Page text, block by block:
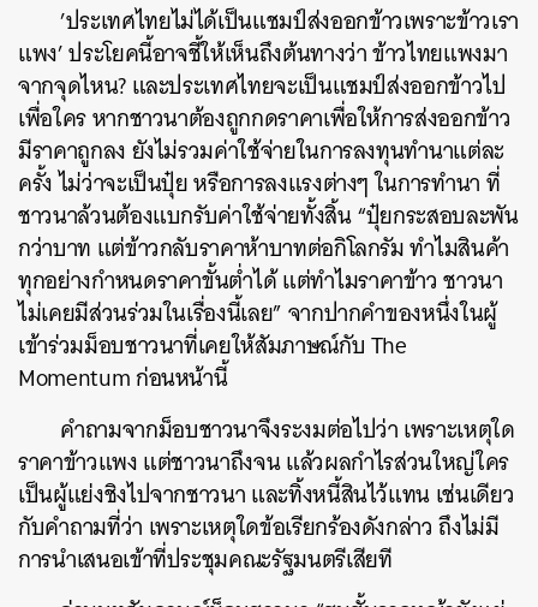
’ประเทศไทยไม่ได้เป็นแชมป์ส่งออกข้าวเพราะข้าวเรา
แพง’ ประโยคนี้อาจชี้ให้เห็นถึงต้นทางว่า ข้าวไทยแพงมา
จากจุดไหน? และประเทศไทยจะเป็นแชมป์ส่งออกข้าวไป
เพื่อใคร หากชาวนาต้องถูกกดราคาเพื่อให้การส่งออกข้าว
มีราคาถูกลง ยังไม่รวมค่าใช้จ่ายในการลงทุนทำนาแต่ละ
ครั้ง ไม่ว่าจะเป็นปุ๋ย หรือการลงแรงต่างๆ ในการทำนา ที่
ชาวนาล้วนต้องแบกรับค่าใช้จ่ายทั้งสิ้น “ปุ๋ยกระสอบละพัน
กว่าบาท แต่ข้าวกลับราคาห้าบาทต่อกิโลกรัม ทำไมสินค้า
ทุกอย่างกำหนดราคาขั้นต่ำได้ แต่ทำไมราคาข้าว ชาวนา
ไม่เคยมีส่วนร่วมในเรื่องนี้เลย” จากปากคำของหนึ่งในผู้
เข้าร่วมม็อบชาวนาที่เคยให้สัมภาษณ์กับ The
Momentum ก่อนหน้านี้
คำถามจากม็อบชาวนาจึงระงมต่อไปว่า เพราะเหตุใด
ราคาข้าวแพง แต่ชาวนาถึงจน แล้วผลกำไรส่วนใหญ่ใคร
เป็นผู้แย่งชิงไปจากชาวนา และทิ้งหนี้สินไว้แทน เช่นเดียว
กับคำถามที่ว่า เพราะเหตุใดข้อเรียกร้องดังกล่าว ถึงไม่มี
การนำเสนอเข้าที่ประชุมคณะรัฐมนตรีเสียที